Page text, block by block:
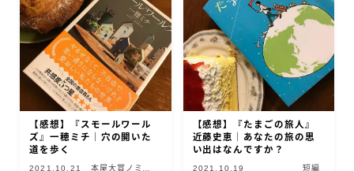
【感想】『スモールワール
ズ』一穂ミチ｜穴の開いた
道を歩く
2021.10.21
本屋大賞ノミネ
【感想】『たまごの旅人』
近藤史恵｜あなたの旅の思
い出はなんですか？
2021.10.19 短編